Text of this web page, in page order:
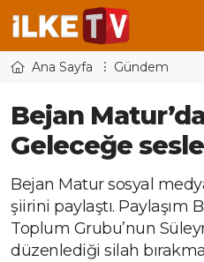
Ana Sayfa Gündem
Bejan
Geleceğe
Bejan Matur sosyal
şiirini paylaştı. Paylaşım
Toplum Grubu’nun
düzenlediği silah